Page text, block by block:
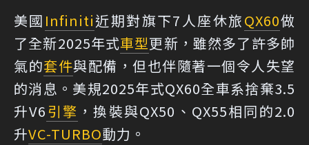
美國 Infiniti近期對旗下7人座休旅QX60做
了全新2025年式車型更新，雖然多了許多帥
氣的套件與配備，但也伴隨著一個令人失望
的消息。美規2025年式QX60全車系捨棄3.5
升V6 引擎 ，換裝與QX50、QX55相同的2.0
升VC-TURBO動力。